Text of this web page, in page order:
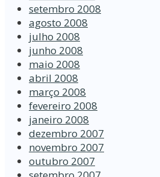
setembro 2008
agosto 2008
julho 2008
junho 2008
maio 2008
abril 2008
março 2008
fevereiro 2008
janeiro 2008
dezembro 2007
novembro 2007
outubro 2007